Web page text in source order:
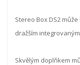
Stereo Box DS2
dražším
Skvělým doplňkem